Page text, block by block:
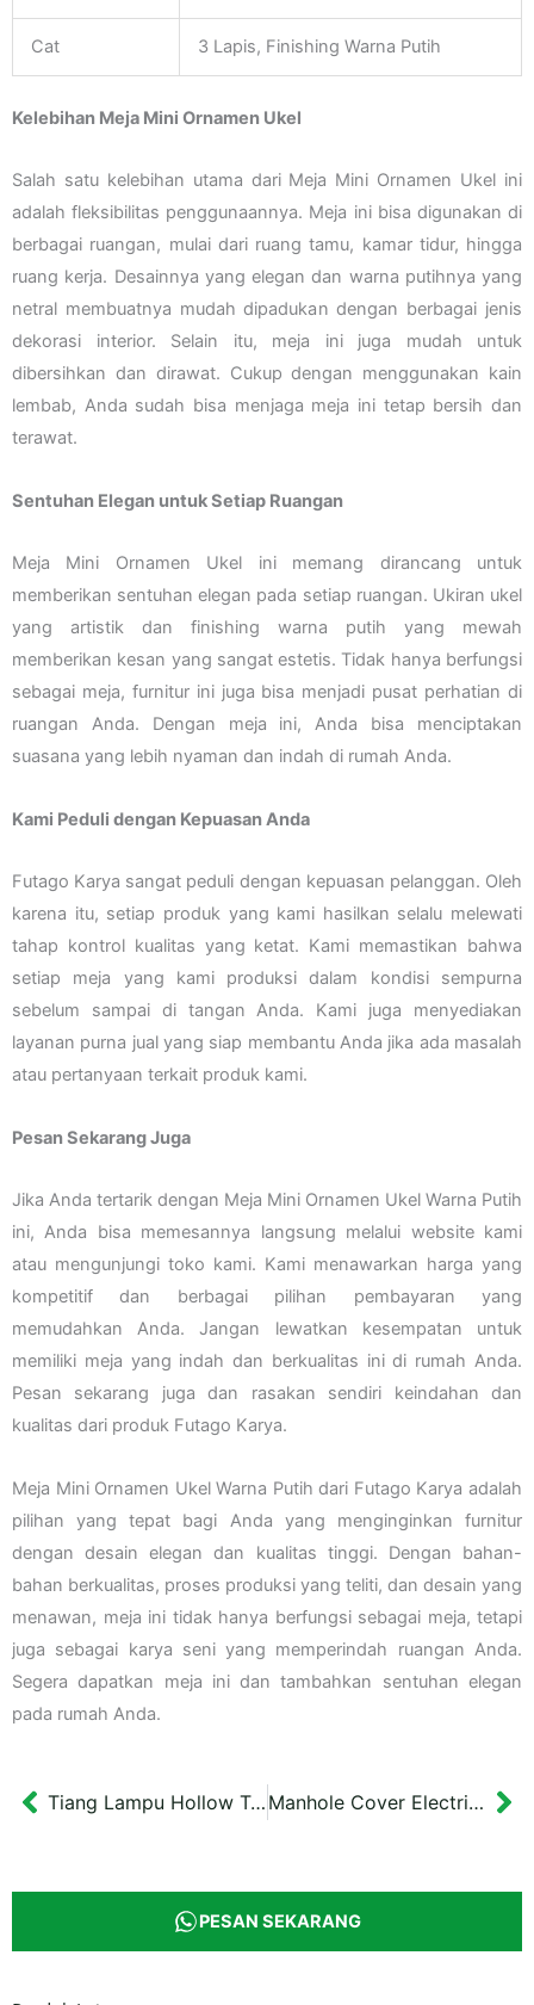
Cat 3 Lapis, Finishing Warna Putih
Kelebihan Meja Mini Ornamen Ukel
Salah satu kelebihan utama dari Meja Mini Ornamen Ukel ini
adalah fleksibilitas penggunaannya. Meja ini bisa digunakan di
berbagai ruangan, mulai dari ruang tamu, kamar tidur, hingga
ruang kerja. Desainnya yang elegan dan warna putihnya yang
netral membuatnya mudah dipadukan dengan berbagai jenis
dekorasi interior. Selain itu, meja ini juga mudah untuk
dibersihkan dan dirawat. Cukup dengan menggunakan kain
lembab, Anda sudah bisa menjaga meja ini tetap bersih dan
terawat.
Sentuhan Elegan untuk Setiap Ruangan
Meja Mini Ornamen Ukel ini memang dirancang untuk
memberikan sentuhan elegan pada setiap ruangan. Ukiran ukel
yang artistik dan finishing warna putih yang mewah
memberikan kesan yang sangat estetis. Tidak hanya berfungsi
sebagai meja, furnitur ini juga bisa menjadi pusat perhatian di
ruangan Anda. Dengan meja ini, Anda bisa menciptakan
suasana yang lebih nyaman dan indah di rumah Anda.
Kami Peduli dengan Kepuasan Anda
Futago Karya sangat peduli dengan kepuasan pelanggan. Oleh
karena itu, setiap produk yang kami hasilkan selalu melewati
tahap kontrol kualitas yang ketat. Kami memastikan bahwa
setiap meja yang kami produksi dalam kondisi sempurna
sebelum sampai di tangan Anda. Kami juga menyediakan
layanan purna jual yang siap membantu Anda jika ada masalah
atau pertanyaan terkait produk kami.
Pesan Sekarang Juga
Jika Anda tertarik dengan Meja Mini Ornamen Ukel Warna Putih
ini, Anda bisa memesannya langsung melalui website kami
atau mengunjungi toko kami. Kami menawarkan harga yang
kompetitif dan berbagai pilihan pembayaran yang
memudahkan Anda. Jangan lewatkan kesempatan untuk
memiliki meja yang indah dan berkualitas ini di rumah Anda.
Pesan sekarang juga dan rasakan sendiri keindahan dan
kualitas dari produk Futago Karya.
Meja Mini Ornamen Ukel Warna Putih dari Futago Karya adalah
pilihan yang tepat bagi Anda yang menginginkan furnitur
dengan desain elegan dan kualitas tinggi. Dengan bahan-
bahan berkualitas, proses produksi yang teliti, dan desain yang
menawan, meja ini tidak hanya berfungsi sebagai meja, tetapi
juga sebagai karya seni yang memperindah ruangan Anda.
Segera dapatkan meja ini dan tambahkan sentuhan elegan
pada rumah Anda.
Prev Tiang Lampu Hollow Tanah Laut 4 meter Manhole Cover Electrical Cable Ukuran 67×67 cm
PESAN SEKARANG